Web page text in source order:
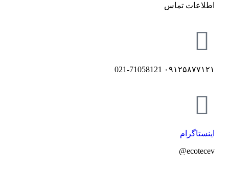
اطلاعات تماس
۰۹۱۲۵۸۷۷۱۲۱ 021-71058121
اینستاگرام
ecotecev@